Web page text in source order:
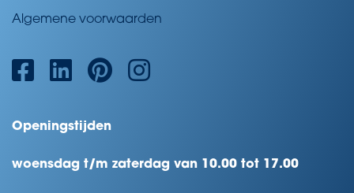
Algemene voorwaarden
Openingstijden
woensdag t/m zaterdag van 10.00 tot 17.00